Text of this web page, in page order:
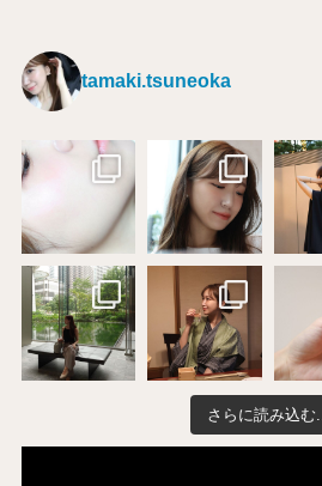
tamaki.tsuneoka
さらに読み込む...